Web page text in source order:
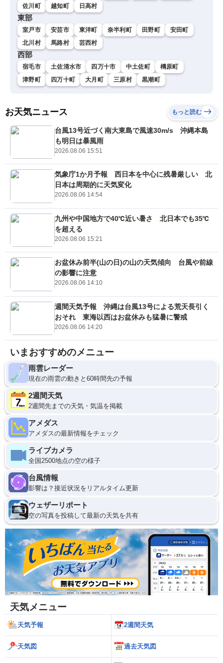
佐川町 越知町 日高村
東部
室戸市 安芸市 東洋町 奈半利町 田野町
安田町
北川村
馬路村 芸西村
西部
宿毛市 土佐清水市 四万十市 中土佐町
檮原町
津野町
四万十町 大月町 三原村 黒潮町
お天気ニュース もっと読む
台風13号近づく南大東島で風速30m/s 沖縄本島
も明日は暴風雨
2026.08.06 15:51
気象庁1か月予報 西日本を中心に残暑厳しい 北
日本は周期的に天気変化
2026.08.06 14:54
九州や中国地方で40℃近い暑さ 北日本でも35℃
を超える
2026.08.06 15:21
お盆休み前半(山の日)の山の天気傾向 台風や前線
の影響に注意
2026.08.06 14:10
週間天気予報 沖縄は台風13号による荒天長引く
おそれ 東海以西はお盆休みも猛暑に警戒
2026.08.06 14:20
いまおすすめのメニュー
雨雲レーダー
現在の雨雲の動きと60時間先の予報
2週間天気
2週間先までの天気・気温を掲載
アメダス
アメダスの最新情報をチェック
ライブカメラ
全国2500地点の空の様子
台風情報
影響は？接近状況をリアルタイム更新
ウェザーリポート
空の写真を投稿して最新の天気を共有
天気メニュー
天気予報 2週間天気
天気図 過去天気図